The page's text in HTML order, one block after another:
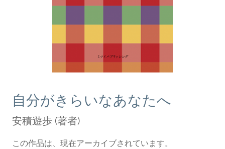
自分がきらいなあなたへ
安積遊歩 (著者)
この作品は、現在アーカイブされています。